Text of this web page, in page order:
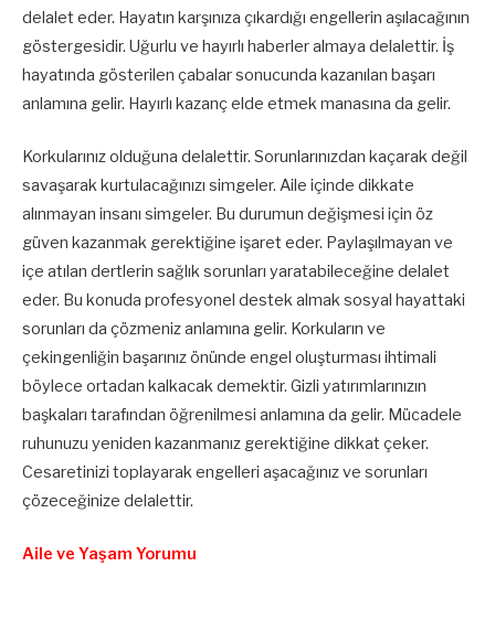
delalet eder. Hayatın karşınıza çıkardığı engellerin aşılacağının
göstergesidir. Uğurlu ve hayırlı haberler almaya delalettir. İş
hayatında gösterilen çabalar sonucunda kazanılan başarı
anlamına gelir. Hayırlı kazanç elde etmek manasına da gelir.
Korkularınız olduğuna delalettir. Sorunlarınızdan kaçarak değil
savaşarak kurtulacağınızı simgeler. Aile içinde dikkate
alınmayan insanı simgeler. Bu durumun değişmesi için öz
güven kazanmak gerektiğine işaret eder. Paylaşılmayan ve
içe atılan dertlerin sağlık sorunları yaratabileceğine delalet
eder. Bu konuda profesyonel destek almak sosyal hayattaki
sorunları da çözmeniz anlamına gelir. Korkuların ve
çekingenliğin başarınız önünde engel oluşturması ihtimali
böylece ortadan kalkacak demektir. Gizli yatırımlarınızın
başkaları tarafından öğrenilmesi anlamına da gelir. Mücadele
ruhunuzu yeniden kazanmanız gerektiğine dikkat çeker.
Cesaretinizi toplayarak engelleri aşacağınız ve sorunları
çözeceğinize delalettir.
Aile ve Yaşam Yorumu